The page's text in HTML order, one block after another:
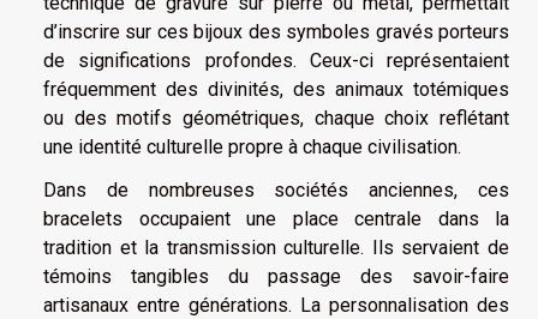
d’inscrire sur ces bijoux des symboles gravés porteurs
de significations profondes. Ceux-ci représentaient
fréquemment des divinités, des animaux totémiques
ou des motifs géométriques, chaque choix reflétant
une identité culturelle propre à chaque civilisation.
Dans de nombreuses sociétés anciennes, ces
bracelets occupaient une place centrale dans la
tradition et la transmission culturelle. Ils servaient de
témoins tangibles du passage des savoir-faire
artisanaux entre générations. La personnalisation des